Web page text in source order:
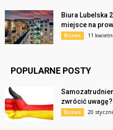
Biura Lubelska
miejsce na
Biznes 11
POPULARNE POSTY
zwrócić uwagę?
Biznes 20